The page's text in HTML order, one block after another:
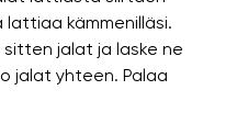
lattiaa kämmenilläsi.
jalat ja laske ne
jalat yhteen. Palaa